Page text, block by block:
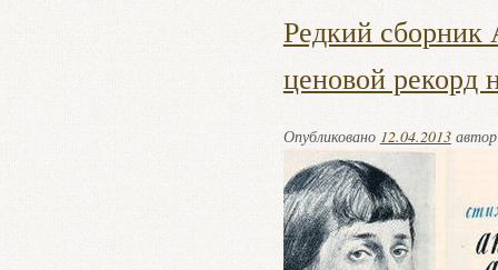
Редкий сборник
ценовой рекорд
Опубликовано 12.04.2013